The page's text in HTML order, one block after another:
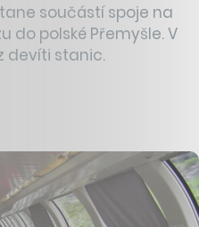
součástí spoje na
do polské Přemyšle. V
devíti stanic.